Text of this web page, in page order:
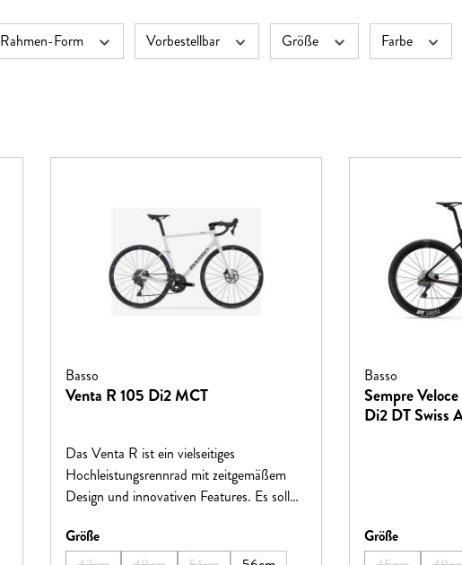
Rahmen-Form Vorbestellbar Größe Farbe
Basso
Venta R 105 Di2 MCT
Das Venta R ist ein vielseitiges
Hochleistungsrennrad mit zeitgemäßem
Design und innovativen Features. Es soll
mit dem Sport zu beschäftigen, indem es
hochwertige Fahrräder mit modernster
Größeauswählen
Basso
Sempre
Di2 DT Swiss
Größeauswählen